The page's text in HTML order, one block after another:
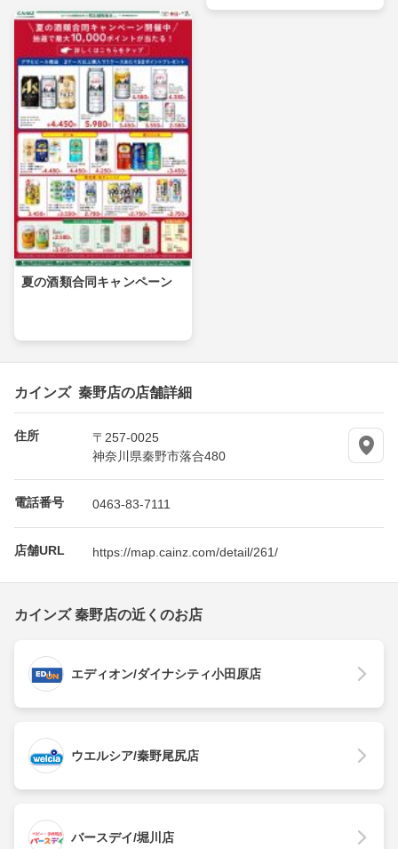
夏の酒類合同キャンペーン
カインズ 秦野店の店舗詳細
住所
〒257-0025
神奈川県秦野市落合480
電話番号 0463-83-7111
店舗URL https://map.cainz.com/detail/261/
カインズ 秦野店の近くのお店
エディオン/ダイナシティ小田原店
ウエルシア/秦野尾尻店
バースデイ/堀川店